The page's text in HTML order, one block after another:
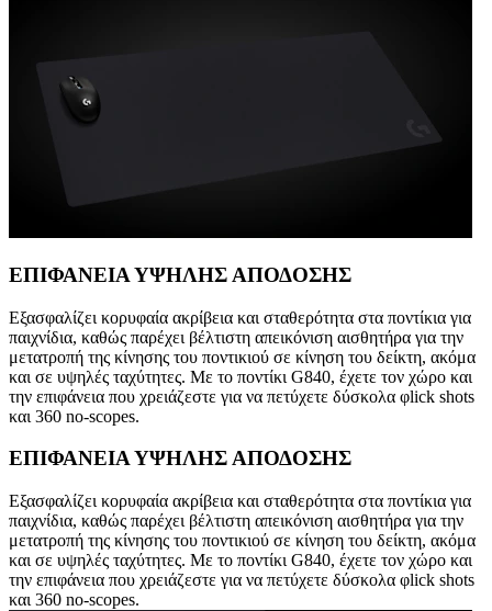
ΕΠΙΦΑΝΕΙΑ ΥΨΗΛΗΣ ΑΠΟΔΟΣΗΣ
Εξασφαλίζει κορυφαία ακρίβεια και σταθερότητα στα ποντίκια για
παιχνίδια, καθώς παρέχει βέλτιστη απεικόνιση αισθητήρα για την
μετατροπή της κίνησης του ποντικιού σε κίνηση του δείκτη, ακόμα
και σε υψηλές ταχύτητες. Με το ποντίκι G840, έχετε τον χώρο και
την επιφάνεια που χρειάζεστε για να πετύχετε δύσκολα φlick shots
και 360 no-scopes.
ΕΠΙΦΑΝΕΙΑ ΥΨΗΛΗΣ ΑΠΟΔΟΣΗΣ
Εξασφαλίζει κορυφαία ακρίβεια και σταθερότητα στα ποντίκια για
παιχνίδια, καθώς παρέχει βέλτιστη απεικόνιση αισθητήρα για την
μετατροπή της κίνησης του ποντικιού σε κίνηση του δείκτη, ακόμα
και σε υψηλές ταχύτητες. Με το ποντίκι G840, έχετε τον χώρο και
την επιφάνεια που χρειάζεστε για να πετύχετε δύσκολα φlick shots
και 360 no-scopes.